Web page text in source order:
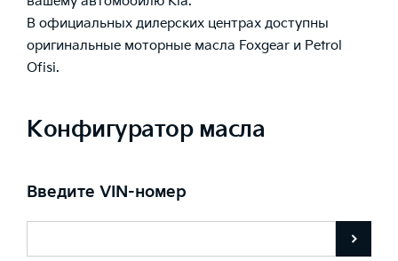
В официальных дилерских центрах доступны
оригинальные моторные масла Foxgear и Petrol
Ofisi.
Конфигуратор масла
Введите VIN-номер